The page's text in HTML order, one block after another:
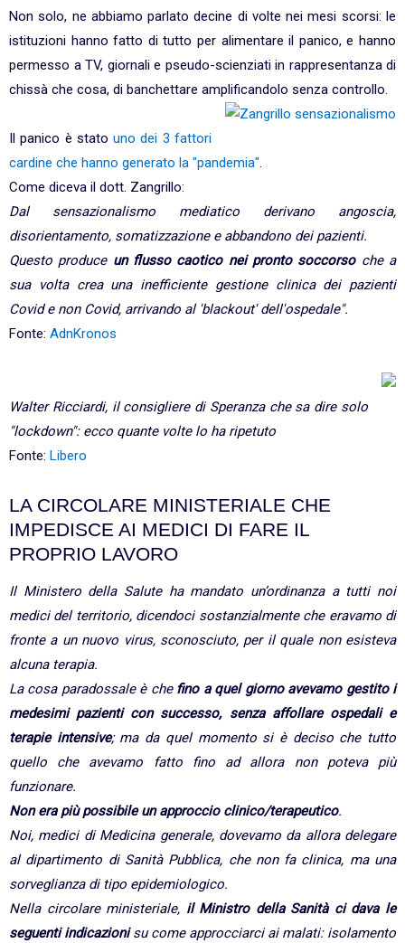
Non solo, ne abbiamo parlato decine di volte nei mesi scorsi: le
istituzioni hanno fatto di tutto per alimentare il panico, e hanno
permesso a TV, giornali e pseudo-scienziati in rappresentanza di
chissà che cosa, di banchettare amplificandolo senza controllo.
Il panico è statouno dei 3 fattori
cardine che hanno generato la "pandemia".
Come diceva il dott. Zangrillo:
Dal sensazionalismo mediatico derivano angoscia,
disorientamento, somatizzazione e abbandono dei pazienti.
Questo produce un flusso caotico nei pronto soccorsoche a
sua volta crea una inefficiente gestione clinica dei pazienti
Covid e non Covid, arrivando al 'blackout' dell'ospedale".
Fonte: AdnKronos
Walter Ricciardi, il consigliere di Speranza che sa dire solo
"lockdown": ecco quante volte lo ha ripetuto
Fonte: Libero
LA CIRCOLARE MINISTERIALE CHE
IMPEDISCE AI MEDICI DI FARE IL
PROPRIO LAVORO
Il Ministero della Salute ha mandato un’ordinanza a tutti noi
medici del territorio, dicendoci sostanzialmente che eravamo di
fronte a un nuovo virus, sconosciuto, per il quale non esisteva
alcuna terapia.
La cosa paradossale è che fino a quel giorno avevamo gestito i
medesimi pazienti con successo, senza affollare ospedali e
terapie intensive; ma da quel momento si è deciso che tutto
quello che avevamo fatto fino ad allora non poteva più
funzionare.
Non era più possibile un approccio clinico/terapeutico.
Noi, medici di Medicina generale, dovevamo da allora delegare
al dipartimento di Sanità Pubblica, che non fa clinica, ma una
sorveglianza di tipo epidemiologico.
Nella circolare ministeriale, il Ministro della Sanità ci dava le
seguenti indicazionisu come approcciarci ai malati: isolamento